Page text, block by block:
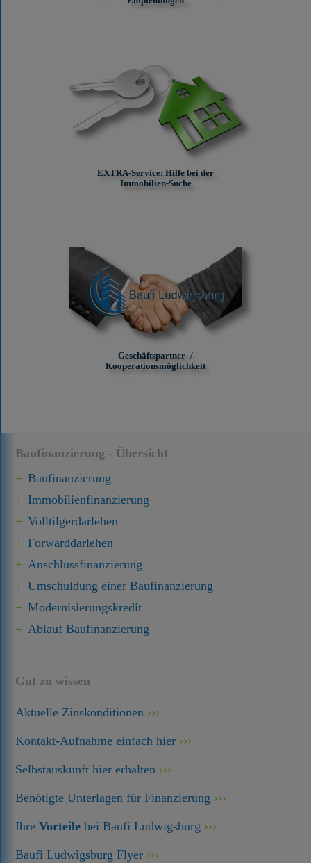
Baufinanzierung - Übersicht
Baufinanzierung
Immobilien­finanzierung
Volltilgerdarlehen
Forward­darlehen
Anschluss­finanzierung
Umschuldung einer Baufinanzierung
Modernisierungskredit
Ablauf Baufinanzierung
Gut zu wissen
Aktuelle Zinskonditionen
Kontakt-Aufnahme einfach hier
Selbstauskunft hier erhalten
Benötigte Unterlagen für Finanzierung
IhreVorteile bei Baufi Ludwigsburg
Baufi Ludwigsburg Flyer
EXTRA-Service: Hilfe bei der
Immobilien-Suche
Geschäftspartner- /
Kooperationsmöglichkeit